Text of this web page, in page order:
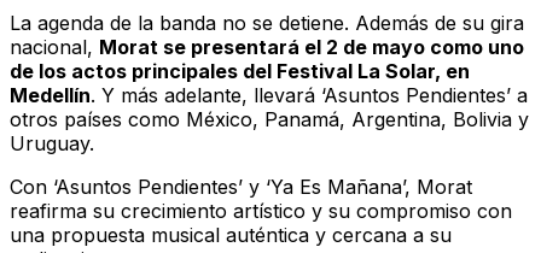
La agenda de la banda no se detiene. Además de su gira
nacional, Morat se presentará el 2 de mayo como uno
de los actos principales del Festival La Solar, en
Medellín. Y más adelante, llevará ‘Asuntos Pendientes’ a
otros países como México, Panamá, Argentina, Bolivia y
Uruguay.
Con ‘Asuntos Pendientes’ y ‘Ya Es Mañana’, Morat
reafirma su crecimiento artístico y su compromiso con
una propuesta musical auténtica y cercana a su